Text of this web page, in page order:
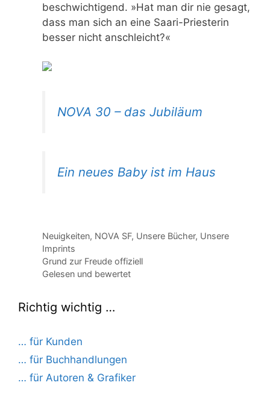
beschwichtigend. »Hat man dir nie gesagt,
dass man sich an eine Saari-Priesterin
besser nicht anschleicht?«
NOVA 30 – das Jubiläum
Ein neues Baby ist im Haus
Kategorien
Neuigkeiten, NOVA SF, Unsere Bücher, Unsere
Imprints
Grund zur Freude offiziell
Gelesen und bewertet
Richtig wichtig …
… für Kunden
… für Buchhandlungen
… für Autoren & Grafiker